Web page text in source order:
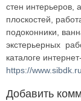
стен интерьеров,
плоскостей,
подоконники,
экстерьерных
каталоге
https://
Добавить